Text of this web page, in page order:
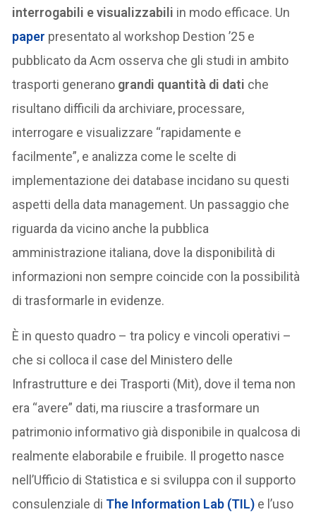
interrogabili e visualizzabili in modo efficace. Un
paper presentato al workshop Destion ’25 e
pubblicato da Acm osserva che gli studi in ambito
trasporti generano grandi quantità di dati che
risultano difficili da archiviare, processare,
interrogare e visualizzare “rapidamente e
facilmente”, e analizza come le scelte di
implementazione dei database incidano su questi
aspetti della data management. Un passaggio che
riguarda da vicino anche la pubblica
amministrazione italiana, dove la disponibilità di
informazioni non sempre coincide con la possibilità
di trasformarle in evidenze.
È in questo quadro – tra policy e vincoli operativi –
che si colloca il case del Ministero delle
Infrastrutture e dei Trasporti (Mit), dove il tema non
era “avere” dati, ma riuscire a trasformare un
patrimonio informativo già disponibile in qualcosa di
realmente elaborabile e fruibile. Il progetto nasce
nell’Ufficio di Statistica e si sviluppa con il supporto
consulenziale di The Information Lab (TIL) e l’uso